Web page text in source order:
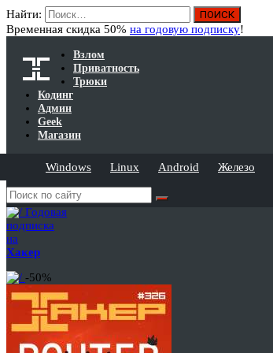
Найти:
Временная скидка 50% на годовую подписку!
Взлом
Приватность
Трюки
Кодинг
Админ
Geek
Магазин
Windows Linux Android Железо
Годовая
подписка
на
Хакер
-50%